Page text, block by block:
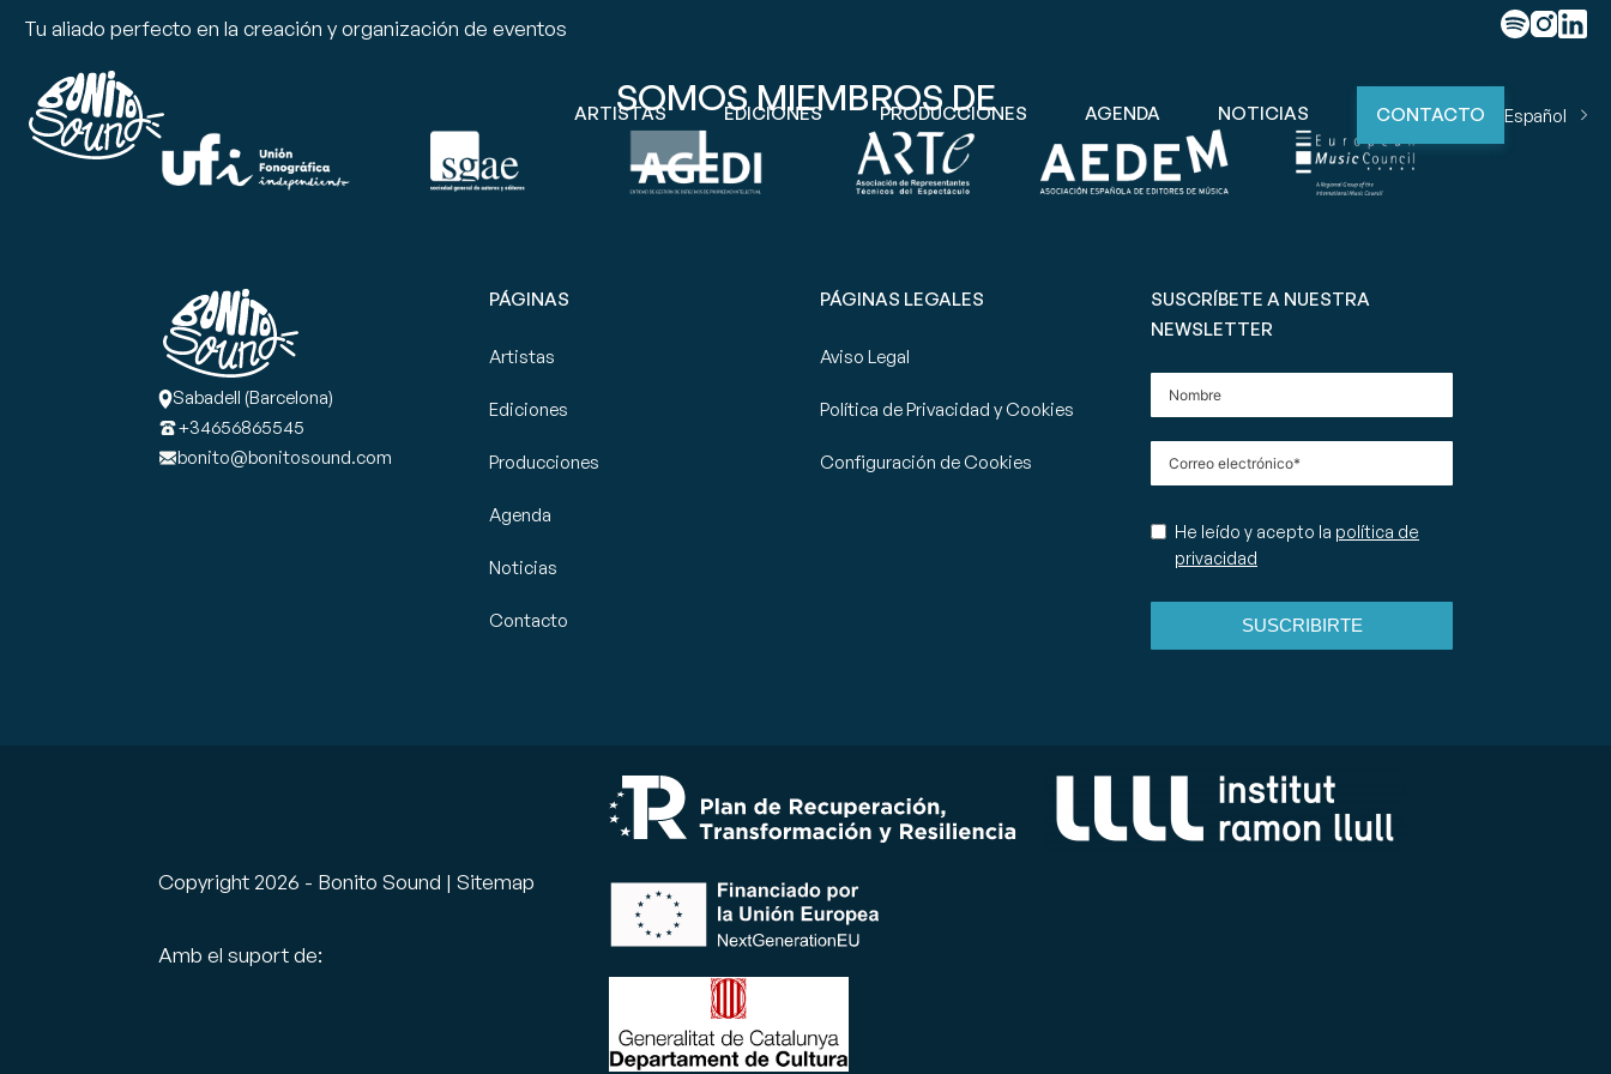
Tu aliado perfecto en la creación y organización de eventos
ARTISTAS EDICIONES PRODUCCIONES AGENDA NOTICIAS CONTACTO Español
SOMOS MIEMBROS DE
Sabadell (Barcelona)
+34656865545
bonito@bonitosound.com
PÁGINAS
Artistas
Ediciones
Producciones
Agenda
Noticias
Contacto
PÁGINAS LEGALES
Aviso Legal
Política de Privacidad y Cookies
Configuración de Cookies
SUSCRÍBETE A NUESTRA
NEWSLETTER
He leído y acepto la política de
privacidad
SUSCRIBIRTE
Copyright 2026 - Bonito Sound | Sitemap
Amb el suport de: